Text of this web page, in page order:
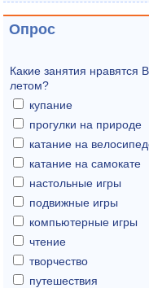
Опрос
Какие занятия нравятся
летом?
купание
прогулки на природе
катание на
катание на самокате
настольные игры
подвижные игры
компьютерные игры
чтение
творчество
путешествия